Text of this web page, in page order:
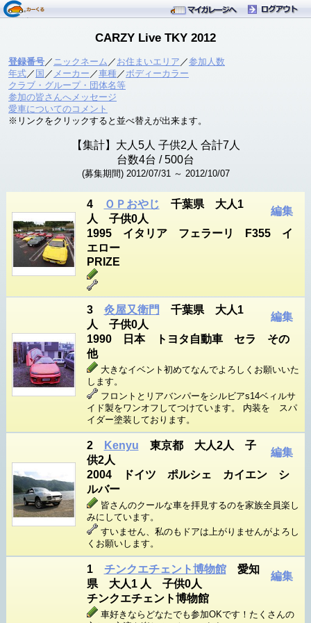
CARZY Live TKY 2012
登録番号／ ニックネーム ／ お住まいエリア ／参加人数
年式／ 国 ／ メーカー ／車種／ボディーカラー
クラブ・グループ・団体名等
参加の皆さんへメッセージ
愛車についてのコメント
※リンクをクリックすると並べ替えが出来ます。
【集計】大人 5人 子供2 人 合計7人
台数4台 / 500台
(募集期間) 2012/07/31 ～ 2012/10/07
4 ＯＰおやじ 千葉県 大人1
人 子供0人
編集
1995 イタリア フェラーリ F355 イ
エロー
PRIZE
3 灸屋又衛門 千葉県 大人1
人 子供0人
編集
1990 日本 トヨタ自動車 セラ その
他
大きなイベント初めてなんでよろしくお願いいた
します。
フロントとリアバンパーをシルビアs14ベィルサ
イド製をワンオフしてつけています。 内装を スパ
イダー塗装しております。
2 Kenyu 東京都 大人2人 子
供2人
編集
2004 ドイツ ポルシェ カイエン シ
ルバー
皆さんのクールな車を拝見するのを家族全員楽し
みにしています。
すいません、私のもドアは上がりませんがよろし
くお願いします。
1 チンクエチェント博物館愛知
県 大人1 人 子供0人
編集
チンクエチェント博物館
車好きならどなたでも参加OKです！たくさんの